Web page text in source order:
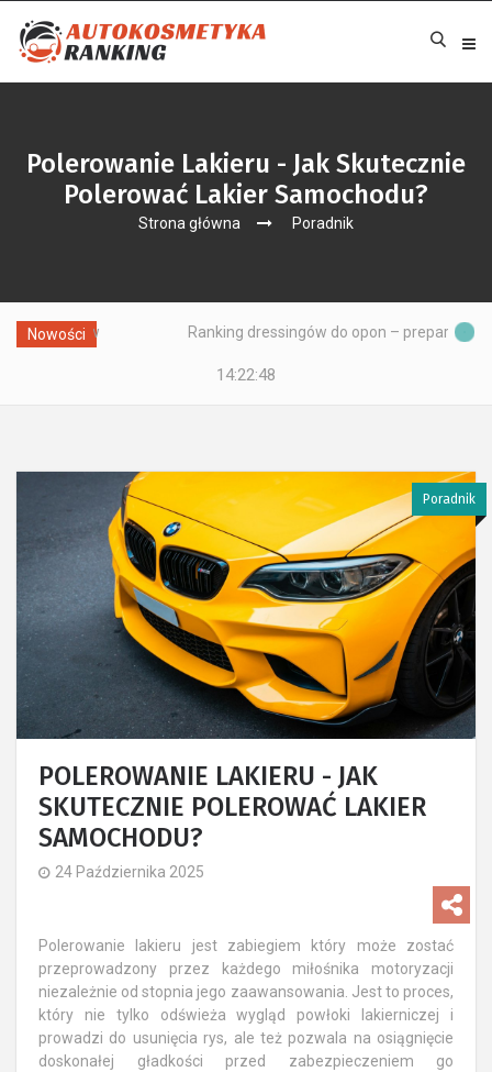
Polerowanie Lakieru - Jak Skutecznie
Polerować Lakier Samochodu?
Strona główna Poradnik
NowościRanking dressingów do opon – preparatów do konserwacji
14:22:49
Poradnik
POLEROWANIE LAKIERU - JAK
SKUTECZNIE POLEROWAĆ LAKIER
SAMOCHODU?
24 Października 2025
Polerowanie lakieru jest zabiegiem który może zostać
przeprowadzony przez każdego miłośnika motoryzacji
niezależnie od stopnia jego zaawansowania. Jest to proces,
który nie tylko odświeża wygląd powłoki lakierniczej i
prowadzi do usunięcia rys, ale też pozwala na osiągnięcie
doskonałej gładkości przed zabezpieczeniem go